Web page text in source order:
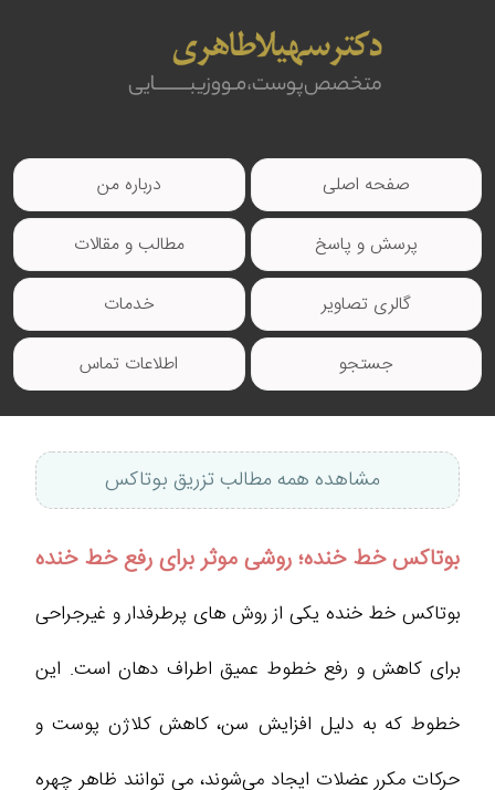
صفحه اصلی درباره من
پرسش و پاسخ مطالب و مقالات
گالری تصاویر خدمات
جستجو اطلاعات تماس
مشاهده همه مطالب تزریق بوتاکس
بوتاکس خط خنده؛ روشی موثر برای رفع خط خنده
بوتاکس خط خنده یکی از روش‌ های پرطرفدار و غیرجراحی
برای کاهش و رفع خطوط عمیق اطراف دهان است. این
خطوط که به دلیل افزایش سن، کاهش کلاژن پوست و
حرکات مکرر عضلات ایجاد می‌شوند، می‌ توانند ظاهر چهره